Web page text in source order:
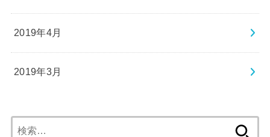
2019年4月
2019年3月